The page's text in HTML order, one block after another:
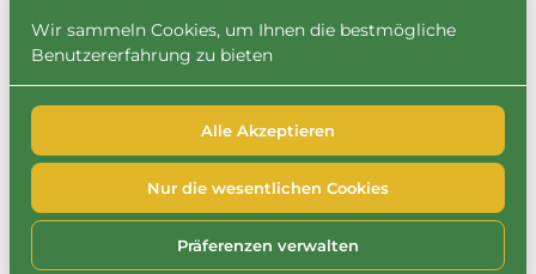
2026 Leihbrary. Alle Rechte vorbehalten. |
Powered by Booqable
FAQ
Wir sammeln Cookies, um Ihnen die bestmögliche
Benutzererfahrung zu bieten
Alle Akzeptieren
Nur die wesentlichen Cookies
Präferenzen verwalten